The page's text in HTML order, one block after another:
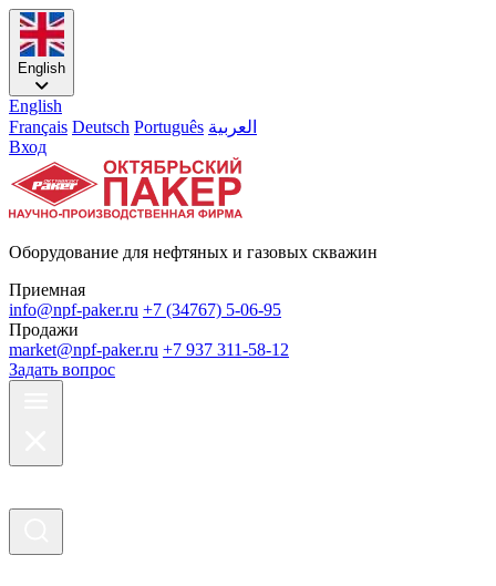
English
English
Français Deutsch Português العربية
Вход
Оборудование для нефтяных и газовых скважин
Приемная
info@npf-paker.ru +7 (34767) 5-06-95
Продажи
market@npf-paker.ru +7 937 311-58-12
Задать вопрос